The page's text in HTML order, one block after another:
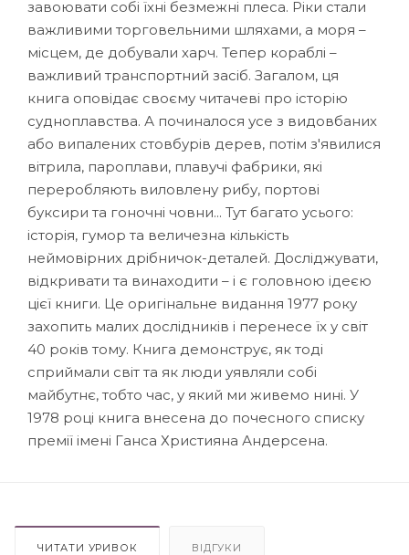
завоювати собі їхні безмежні плеса. Ріки стали
важливими торговельними шляхами, а моря –
місцем, де добували харч. Тепер кораблі –
важливий транспортний засіб. Загалом, ця
книга оповідає своєму читачеві про історію
судноплавства. А починалося усе з видовбаних
або випалених стовбурів дерев, потім з'явилися
вітрила, пароплави, плавучі фабрики, які
переробляють виловлену рибу, портові
буксири та гоночні човни... Тут багато усього:
історія, гумор та величезна кількість
неймовірних дрібничок-деталей. Досліджувати,
відкривати та винаходити – і є головною ідеєю
цієї книги. Це оригінальне видання 1977 року
захопить малих дослідників і перенесе їх у світ
40 років тому. Книга демонструє, як тоді
сприймали світ та як люди уявляли собі
майбутнє, тобто час, у який ми живемо нині. У
1978 році книга внесена до почесного списку
премії імені Ганса Християна Андерсена.
ЧИТАТИ УРИВОК ВІДГУКИ